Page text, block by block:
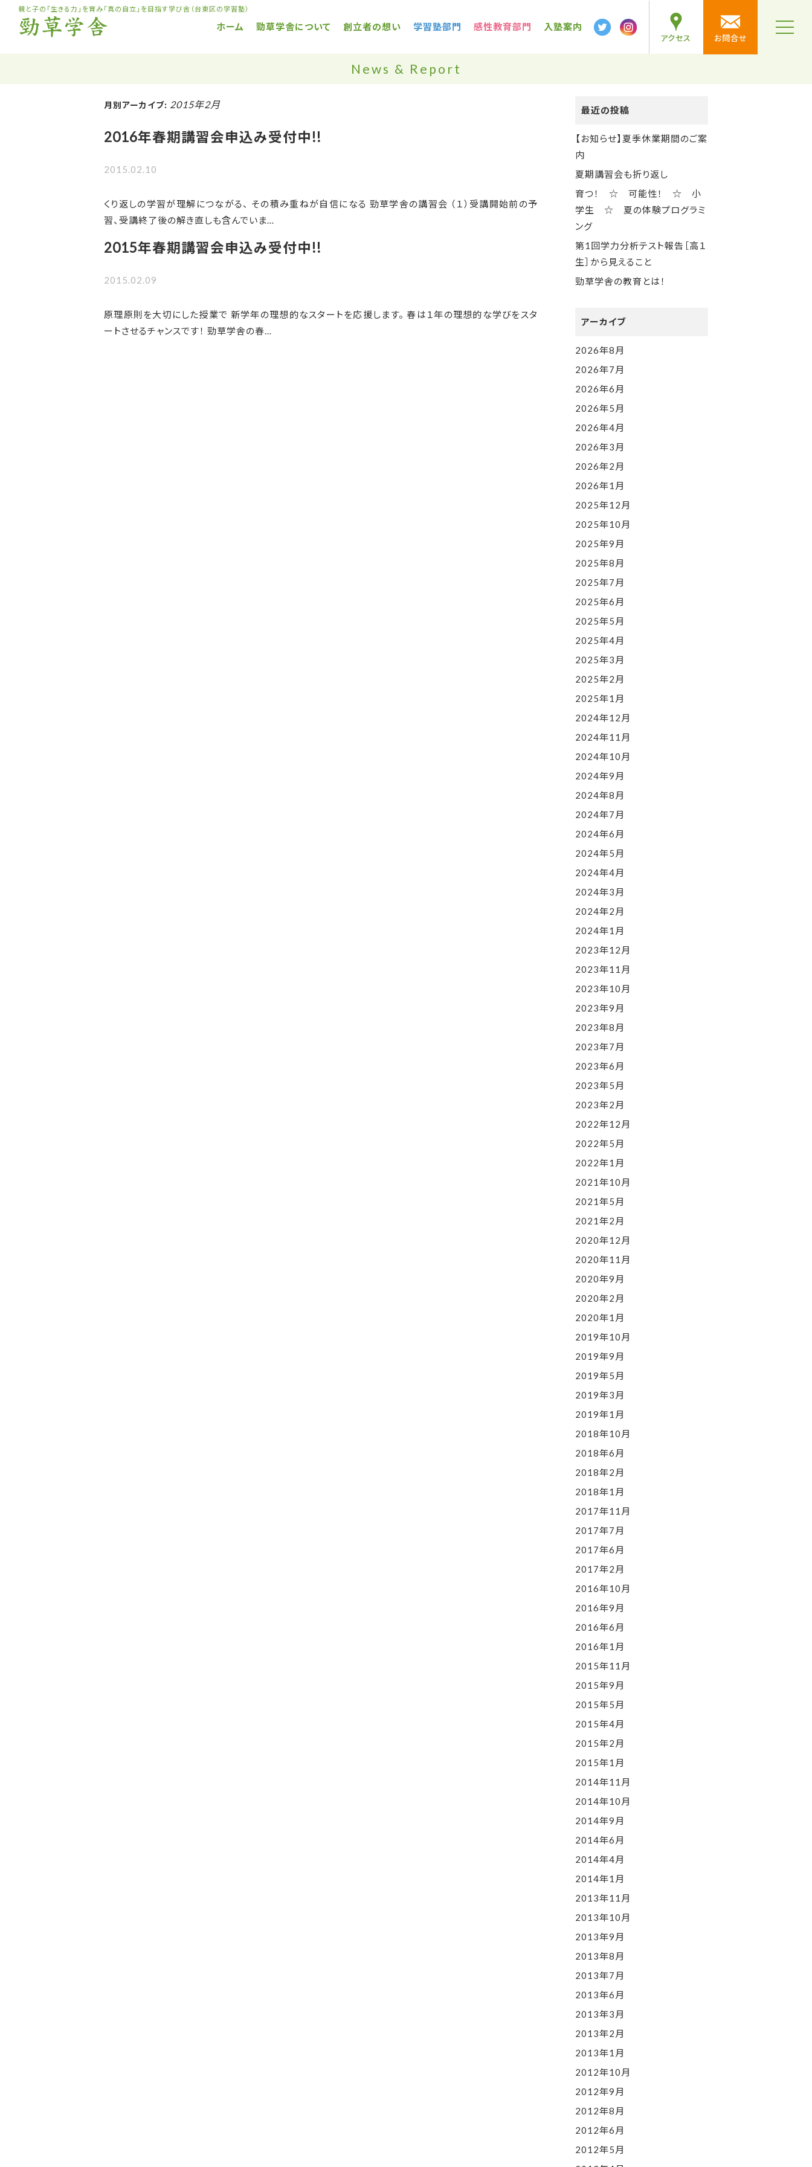
t
親と子の「生きる力」を育み「真の自立」を目指す学び舎（台東区の学習塾）
アクセス お問合せ
コ
ン
ス
ッ
ホーム 勁草学舎について 創立者の想い 学習塾部門 感性教育部門 入塾案内
News & Report
月別アーカイブ: 2015年2月
2016年春期講習会申込み受付中!!
2015.02.10
くり返しの学習が理解につながる、 その積み重ねが自信になる 勁草学舎の講習会 （１）受講開始前の予
習、受講終了後の解き直しも含んでいま…
2015年春期講習会申込み受付中!!
2015.02.09
原理原則を大切にした授業で 新学年の理想的なスタートを応援します。 春は１年の理想的な学びをスタ
ートさせるチャンスです！ 勁草学舎の春…
最近の投稿
【お知らせ】夏季休業期間のご案
内
夏期講習会も折り返し
育つ！ ☆ 可能性！ ☆ 小
学生 ☆ 夏の体験プログラミ
ング
第1回学力分析テスト報告［高１
生］から見えること
勁草学舎の教育とは！
アーカイブ
2026年8月
2026年7月
2026年6月
2026年5月
2026年4月
2026年3月
2026年2月
2026年1月
2025年12月
2025年10月
2025年9月
2025年8月
2025年7月
2025年6月
2025年5月
2025年4月
2025年3月
2025年2月
2025年1月
2024年12月
2024年11月
2024年10月
2024年9月
2024年8月
2024年7月
2024年6月
2024年5月
2024年4月
2024年3月
2024年2月
2024年1月
2023年12月
2023年11月
2023年10月
2023年9月
2023年8月
2023年7月
2023年6月
2023年5月
2023年2月
2022年12月
2022年5月
2022年1月
2021年10月
2021年5月
2021年2月
2020年12月
2020年11月
2020年9月
2020年2月
2020年1月
2019年10月
2019年9月
2019年5月
2019年3月
2019年1月
2018年10月
2018年6月
2018年2月
2018年1月
2017年11月
2017年7月
2017年6月
2017年2月
2016年10月
2016年9月
2016年6月
2016年1月
2015年11月
2015年9月
2015年5月
2015年4月
2015年2月
2015年1月
2014年11月
2014年10月
2014年9月
2014年6月
2014年4月
2014年1月
2013年11月
2013年10月
2013年9月
2013年8月
2013年7月
2013年6月
2013年3月
2013年2月
2013年1月
2012年10月
2012年9月
2012年8月
2012年6月
2012年5月
へ